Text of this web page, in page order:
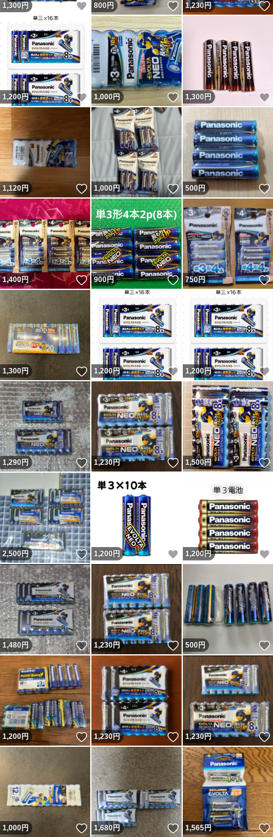
1,300 円 いいね！
800円 いいね！
1,230円
1,200円 いいね！
1,000円 いいね！
1,300円
1,120円 いいね！
1,000円 いいね！
500円
1,400円 いいね！
900円 いいね！
750円
1,300円 いいね！
1,200円 いいね！
1,200円
1,290円 いいね！
1,230円 いいね！
1,500円
2,500円 いいね！
1,200 円 いいね！
1,200円
1,480円 いいね！
1,230円 いいね！
500円
1,200円 いいね！
1,230円 いいね！
1,230円
1,000円 いいね！
1,680円 いいね！
1,565円